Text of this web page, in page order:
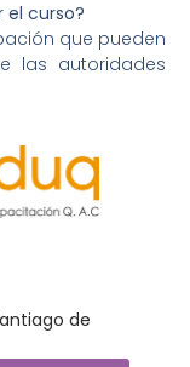
el curso?
que pueden
las autoridades
de